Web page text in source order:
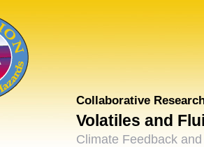
Collaborative
Volatiles and
Climate Feedback and